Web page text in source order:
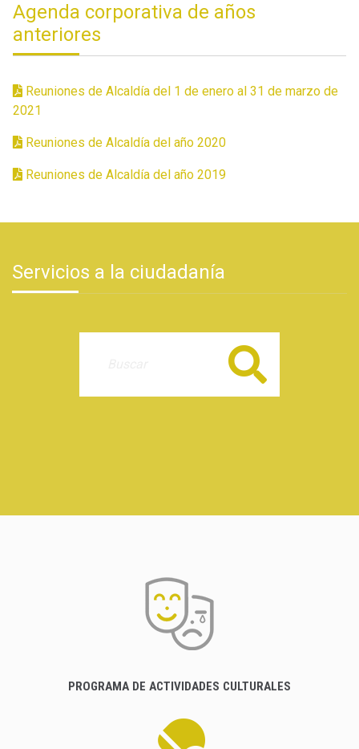
Agenda corporativa de años
anteriores
Reuniones de Alcaldía del 1 de enero al 31 de marzo de
2021
Reuniones de Alcaldía del año 2020
Reuniones de Alcaldía del año 2019
Servicios a la ciudadanía
Buscar
PROGRAMA DE ACTIVIDADES CULTURALES